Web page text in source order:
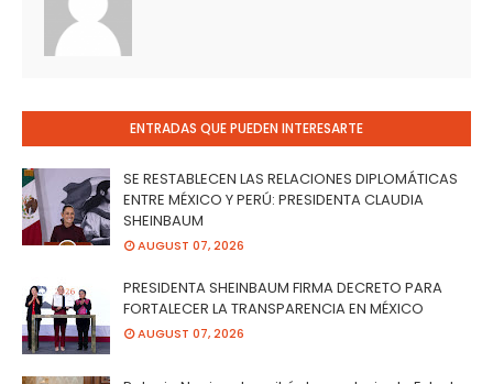
ENTRADAS QUE PUEDEN INTERESARTE
SE RESTABLECEN LAS RELACIONES DIPLOMÁTICAS
ENTRE MÉXICO Y PERÚ: PRESIDENTA CLAUDIA
SHEINBAUM
AUGUST 07, 2026
PRESIDENTA SHEINBAUM FIRMA DECRETO PARA
FORTALECER LA TRANSPARENCIA EN MÉXICO
AUGUST 07, 2026